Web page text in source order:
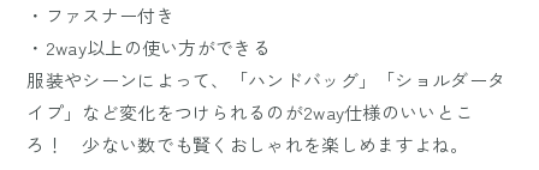
・ファスナー付き
・2way以上の使い方ができる
服装やシーンによって、「ハンドバッグ」「ショルダータ
イプ」など変化をつけられるのが2way仕様のいいとこ
ろ！ 少ない数でも賢くおしゃれを楽しめますよね。